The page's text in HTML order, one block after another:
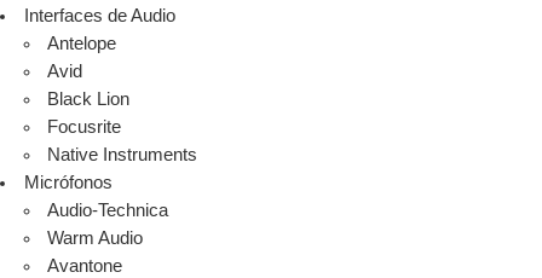
Interfaces de Audio
Antelope
Avid
Black Lion
Focusrite
Native Instruments
Micrófonos
Audio-Technica
Warm Audio
Avantone